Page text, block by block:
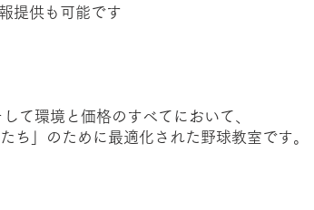
提供も可能です
て環境と価格のすべてにおいて、
ち」のために最適化された野球教室です。